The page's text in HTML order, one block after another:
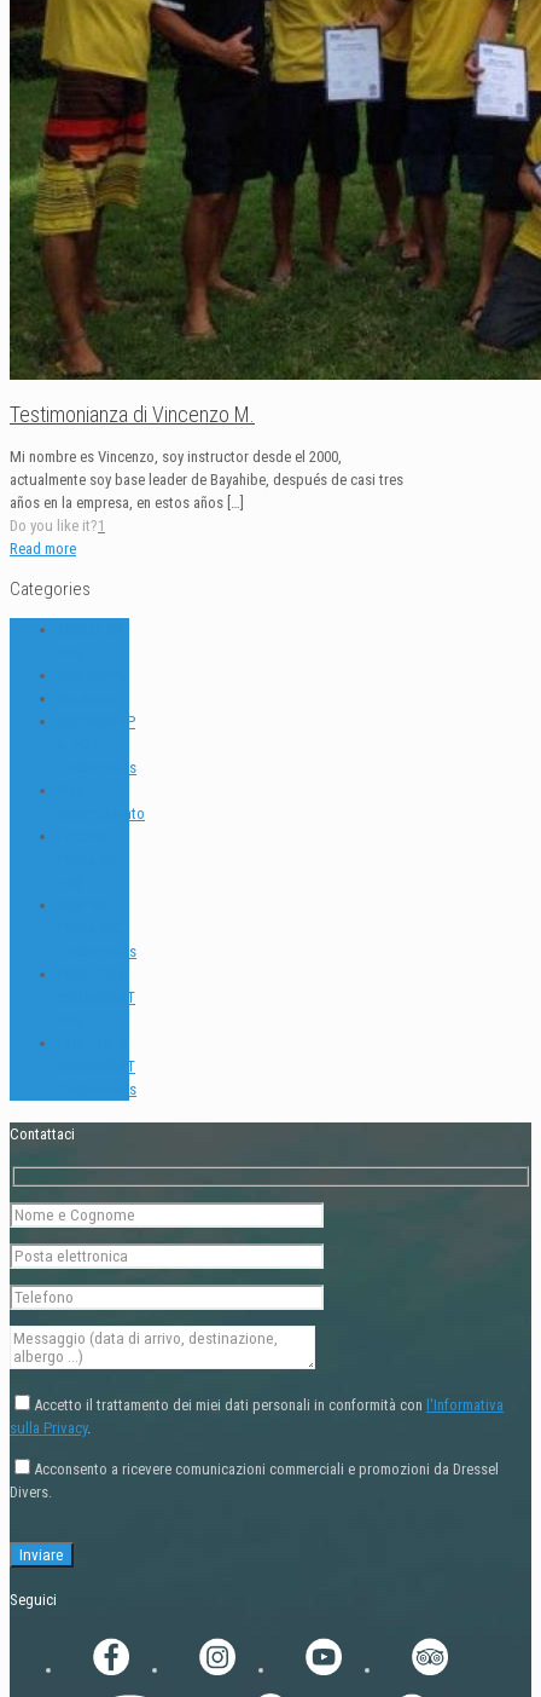
Testimonianza di Vincenzo M.
Mi nombre es Vincenzo, soy instructor desde el 2000,
actualmente soy base leader de Bayahibe, después de casi tres
años en la empresa, en estos años […]
Do you like it?1
Read more
Categories
INTERNSHIP
Testimonials
categorizzato
Testimonials
SIDEMOUNT
SIDEMOUNT
Testimonials
Contattaci
Accetto il trattamento dei miei dati personali in conformità con l'Informativa
sulla Privacy.
Acconsento a ricevere comunicazioni commerciali e promozioni da Dressel
Divers.
Seguici